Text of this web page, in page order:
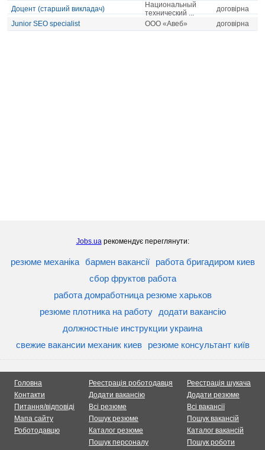
Доцент (старший викладач)
Национальный
технический ...
договірна
Junior SEO specialist
ООО «Авеб» договірна
Jobs.uaрекомендує переглянути:
резюме механіка бармен вакансії
работа бригадиром киев
сбор фруктов работа
работа домработница резюме харьков
резюме плотника на работу
додати вакансію
должностные инструкции украина
свежие вакансии механик киев
резюме консультант київ
Головна
Контакти
Питання/відповіді
Мапа сайту
Роботодавцю
Реестрація роботодавця
Додати вакансію
Всі резюме
Пошук резюме
Каталог резюме
Пошук персоналу
Реестрація шукача
Додати резюме
Всі вакансії
Пошук вакансій
Каталог вакансій
Пошук роботи